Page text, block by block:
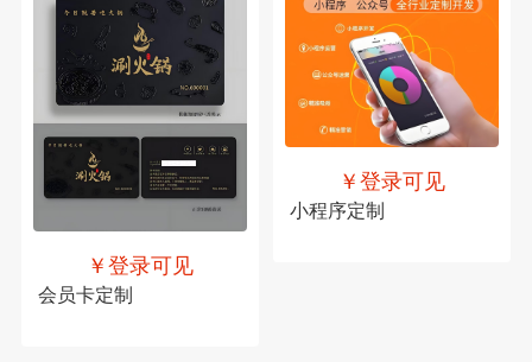
￥登录可见
会员卡定制
￥登录可见
小程序定制